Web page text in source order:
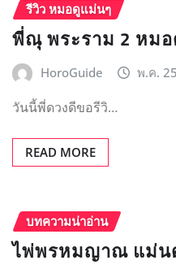
รีวิว หมอดูแม่นๆ
พี่ณุ พระราม 2 หม
HoroGuide พ.ค.
วันนี้พี่ดวงดีขอรีวิ…
READ MORE
บทความน่าอ่าน
ไพ่พรหมญาณ แม่น